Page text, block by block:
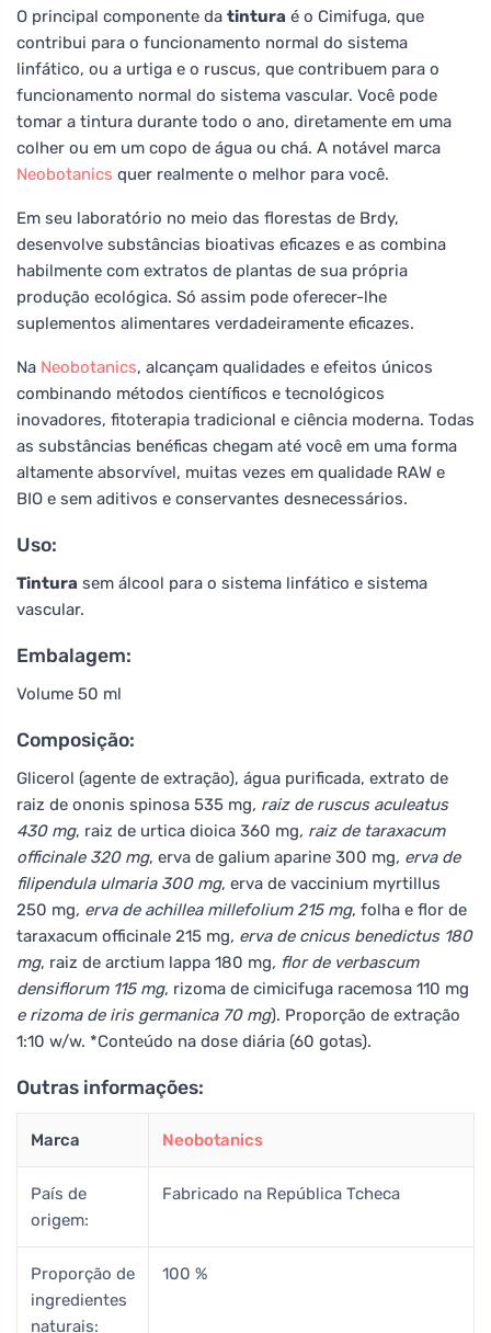
O principal componente da tintura é o Cimifuga, que
contribui para o funcionamento normal do sistema
linfático, ou a urtiga e o ruscus, que contribuem para o
funcionamento normal do sistema vascular. Você pode
tomar a tintura durante todo o ano, diretamente em uma
colher ou em um copo de água ou chá. A notável marca
Neobotanics quer realmente o melhor para você.
Em seu laboratório no meio das florestas de Brdy,
desenvolve substâncias bioativas eficazes e as combina
habilmente com extratos de plantas de sua própria
produção ecológica. Só assim pode oferecer-lhe
suplementos alimentares verdadeiramente eficazes.
Na Neobotanics, alcançam qualidades e efeitos únicos
combinando métodos científicos e tecnológicos
inovadores, fitoterapia tradicional e ciência moderna. Todas
as substâncias benéficas chegam até você em uma forma
altamente absorvível, muitas vezes em qualidade RAW e
BIO e sem aditivos e conservantes desnecessários.
Uso:
Tintura sem álcool para o sistema linfático e sistema
vascular.
Embalagem:
Volume 50 ml
Composição:
Glicerol (agente de extração), água purificada, extrato de
raiz de ononis spinosa 535 mg, raiz de ruscus aculeatus
430 mg, raiz de urtica dioica 360 mg, raiz de taraxacum
officinale 320 mg, erva de galium aparine 300 mg, erva de
filipendula ulmaria 300 mg, erva de vaccinium myrtillus
250 mg, erva de achillea millefolium 215 mg, folha e flor de
taraxacum officinale 215 mg, erva de cnicus benedictus 180
mg, raiz de arctium lappa 180 mg, flor de verbascum
densiflorum 115 mg, rizoma de cimicifuga racemosa 110 mg
e rizoma de iris germanica 70 mg). Proporção de extração
1:10 w/w. *Conteúdo na dose diária (60 gotas).
Outras informações:
Marca Neobotanics
País de
origem:
Fabricado na República Tcheca
Proporção de
ingredientes
naturais:
100 %